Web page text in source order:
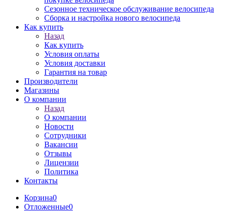
Сезонное техническое обслуживание велосипеда
Сборка и настройка нового велосипеда
Как купить
Назад
Как купить
Условия оплаты
Условия доставки
Гарантия на товар
Производители
Магазины
О компании
Назад
О компании
Новости
Сотрудники
Вакансии
Отзывы
Лицензии
Политика
Контакты
Корзина0
Отложенные0